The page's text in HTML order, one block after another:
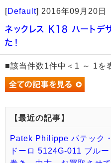
[Default] 2016年09月20日
ネックレス K18 ハートデ
た！
■該当件数1件中＜1 ～ 1
【最近の記事】
Patek Philippe パテック
ドーロ 5124G-011 ブル